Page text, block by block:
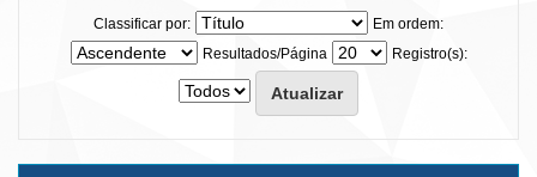
Classificar por:
Em ordem:
Resultados/Página
Registro(s):